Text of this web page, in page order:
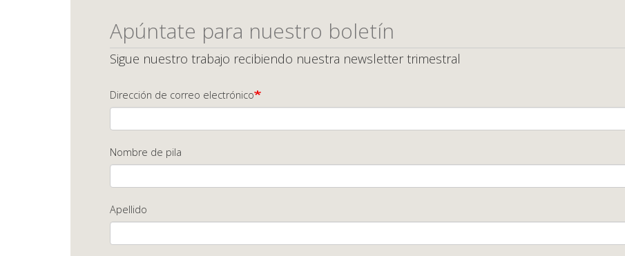
Apúntate para nuestro boletín
Sigue nuestro trabajo recibiendo nuestra newsletter trimestral
Dirección de correo electrónico
Nombre de pila
Apellido